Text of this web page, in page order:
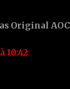
Original
10:42